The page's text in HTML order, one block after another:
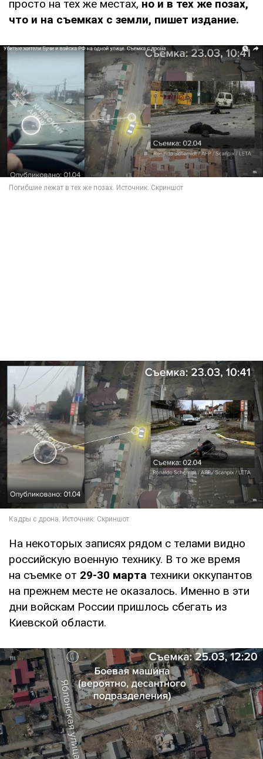
просто на тех же местах, но и в тех же позах,
что и на съемках с земли, пишет издание.
На некоторых записях рядом с телами видно
российскую военную технику. В то же время
на съемке от 29-30 марта техники оккупантов
на прежнем месте не оказалось. Именно в эти
дни войскам России пришлось сбегать из
Киевской области.